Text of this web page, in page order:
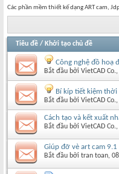
Các phần mềm thiết kế dạng ART cam,
Tiêu đề / Khởi tạo chủ đề
Công nghệ đồ hoạ
Bắt đầu bởi VietCAD Co.
Bí kíp tiết kiệm thời
Bắt đầu bởi VietCAD Co.
Cách tạo và kết xuất
Bắt đầu bởi VietCAD Co.
Giúp đỡ vè art cam 9.1
Bắt đầu bởi tran toan‎,